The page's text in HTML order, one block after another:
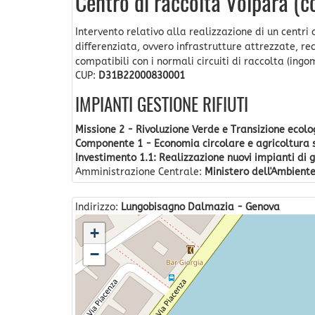
Centro di raccolta Volpara
Intervento relativo alla realizzazione di un
differenziata, ovvero infrastrutture attrezzate,
compatibili con i normali circuiti di raccolta
CUP: D31B22000830001
IMPIANTI GESTIONE RIFIUTI
Missione 2 - Rivoluzione Verde e Transizione
Componente 1 - Economia circolare e agricoltura
Investimento 1.1: Realizzazione nuovi impianti
Amministrazione Centrale: Ministero
Indirizzo: Lungobisagno Dalmazia - Genova
+
−